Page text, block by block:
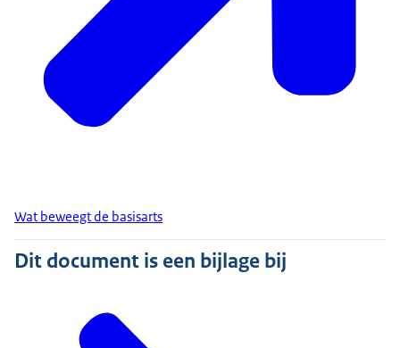
Wat beweegt de basisarts
Dit document is een bijlage bij